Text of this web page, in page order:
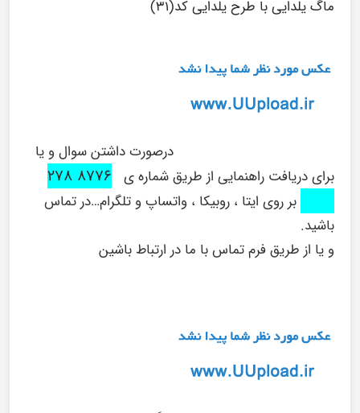
ماگ یلدایی با طرح یلدایی کد(۳۱)
درصورت داشتن سوال و یا
برای دریافت راهنمایی از طریق شماره ی
۸۷۷۶ ۲۷۸
بر روی ایتا ، روبیکا ، واتساپ و تلگرام…در تماس
باشید.
و یا از طریق فرم تماس با ما در ارتباط باشین